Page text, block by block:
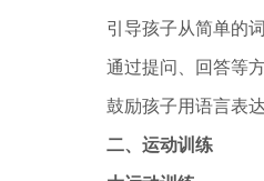
引导孩子从简单的
通过提问、回答等
鼓励孩子用语言表
二、运动训练